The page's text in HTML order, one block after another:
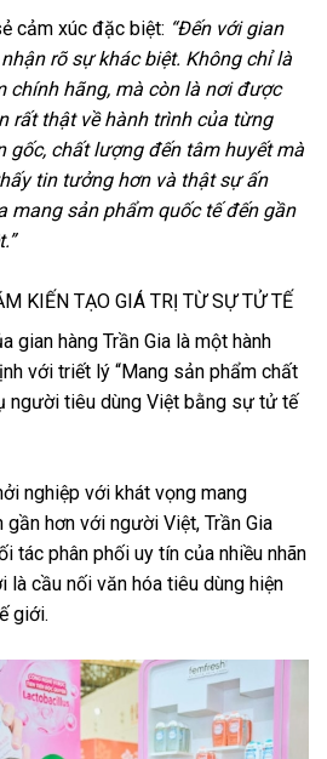
cảm xúc đặc biệt: “Đến với gian
rõ sự khác biệt. Không chỉ là
chính hãng, mà còn là nơi được
rất thật về hành trình của từng
gốc, chất lượng đến tâm huyết mà
tin tưởng hơn và thật sự ấn
mang sản phẩm quốc tế đến gần
KIẾN TẠO GIÁ TRỊ TỪ SỰ TỬ TẾ
gian hàng Trần Gia là một hành
với triết lý “Mang sản phẩm chất
người tiêu dùng Việt bằng sự tử tế
nghiệp với khát vọng mang
hơn với người Việt, Trần Gia
tác phân phối uy tín của nhiều nhãn
là cầu nối văn hóa tiêu dùng hiện
giới.